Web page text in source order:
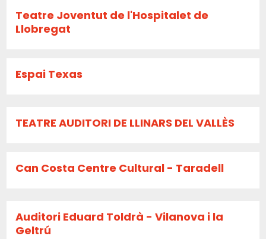
Teatre Joventut de l'Hospitalet de
Llobregat
Espai Texas
TEATRE AUDITORI DE LLINARS DEL VALLÈS
Can Costa Centre Cultural - Taradell
Auditori Eduard Toldrà - Vilanova i la
Geltrú